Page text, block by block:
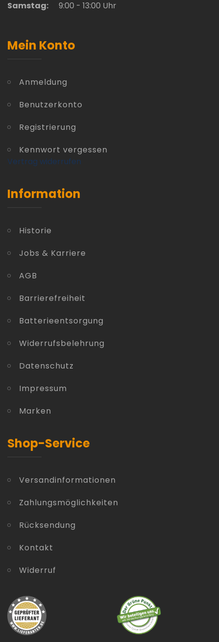
Samstag:
9:00 - 13:00 Uhr
Mein Konto
Anmeldung
Benutzerkonto
Registrierung
Kennwort vergessen
Vertrag widerrufen
Information
Historie
Jobs & Karriere
AGB
Barrierefreiheit
Batterieentsorgung
Widerrufsbelehrung
Datenschutz
Impressum
Marken
Shop-Service
Versandinformationen
Zahlungsmöglichkeiten
Rücksendung
Kontakt
Widerruf